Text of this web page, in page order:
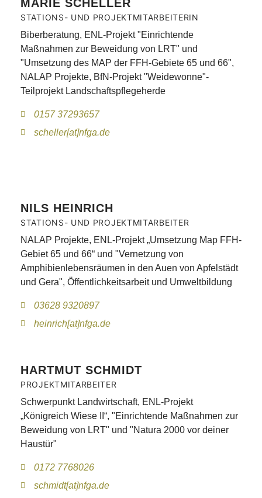
MARIE SCHELLER
STATIONS- UND PROJEKTMITARBEITERIN
Biberberatung, ENL-Projekt "Einrichtende
Maßnahmen zur Beweidung von LRT" und
"Umsetzung des MAP der FFH-Gebiete 65 und 66",
NALAP Projekte, BfN-Projekt "Weidewonne"-
Teilprojekt Landschaftspflegeherde
0157 37293657
scheller[at]nfga.de
NILS HEINRICH
STATIONS- UND PROJEKTMITARBEITER
NALAP Projekte, ENL-Projekt „Umsetzung Map FFH-
Gebiet 65 und 66“ und "Vernetzung von
Amphibienlebensräumen in den Auen von Apfelstädt
und Gera", Öffentlichkeitsarbeit und Umweltbildung
03628 9320897
heinrich[at]nfga.de
HARTMUT SCHMIDT
PROJEKTMITARBEITER
Schwerpunkt Landwirtschaft, ENL-Projekt
„Königreich Wiese II“, "Einrichtende Maßnahmen zur
Beweidung von LRT" und "Natura 2000 vor deiner
Haustür"
0172 7768026
schmidt[at]nfga.de